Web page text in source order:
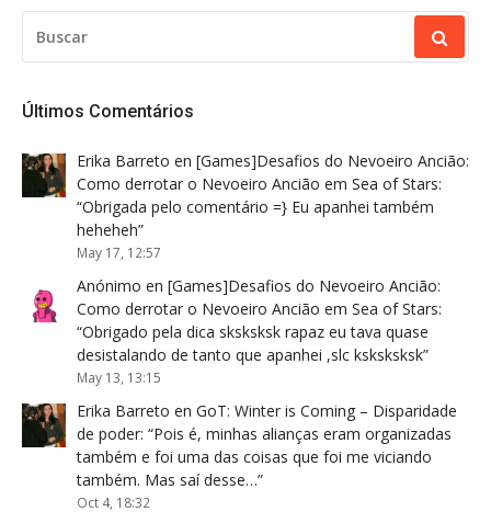
Últimos Comentários
Erika Barreto en [Games]Desafios do Nevoeiro Ancião:
Como derrotar o Nevoeiro Ancião em Sea of Stars:
“Obrigada pelo comentário =} Eu apanhei também
heheheh”
May 17, 12:57
Anónimo en [Games]Desafios do Nevoeiro Ancião:
Como derrotar o Nevoeiro Ancião em Sea of Stars:
“Obrigado pela dica sksksksk rapaz eu tava quase
desistalando de tanto que apanhei ,slc ksksksksk”
May 13, 13:15
Erika Barreto en GoT: Winter is Coming – Disparidade
de poder: “Pois é, minhas alianças eram organizadas
também e foi uma das coisas que foi me viciando
também. Mas saí desse…”
Oct 4, 18:32